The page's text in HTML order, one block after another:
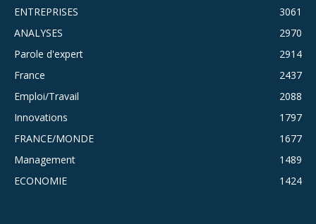
ENTREPRISES
3061
ANALYSES
2970
Parole d'expert
2914
France
2437
Emploi/Travail
2088
Innovations
1797
FRANCE/MONDE
1677
Management
1489
ECONOMIE
1424